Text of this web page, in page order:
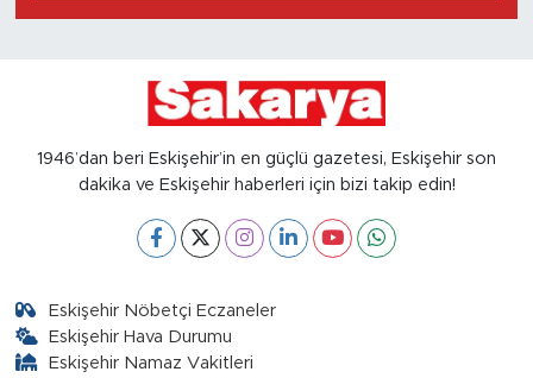
1946’dan beri Eskişehir’in en güçlü gazetesi, Eskişehir son
dakika ve Eskişehir haberleri için bizi takip edin!
Eskişehir Nöbetçi Eczaneler
Eskişehir Hava Durumu
Eskişehir Namaz Vakitleri